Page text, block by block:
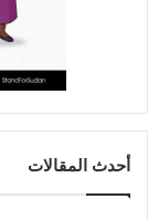
أحدث المقالات